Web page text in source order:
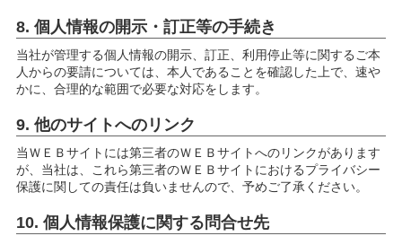
8. 個人情報の開示・訂正等の手続き
当社が管理する個人情報の開示、訂正、利用停止等に関するご本
人からの要請については、本人であることを確認した上で、速や
かに、合理的な範囲で必要な対応をします。
9. 他のサイトへのリンク
当ＷＥＢサイトには第三者のＷＥＢサイトへのリンクがあります
が、当社は、これら第三者のＷＥＢサイトにおけるプライバシー
保護に関しての責任は負いませんので、予めご了承ください。
10. 個人情報保護に関する問合せ先